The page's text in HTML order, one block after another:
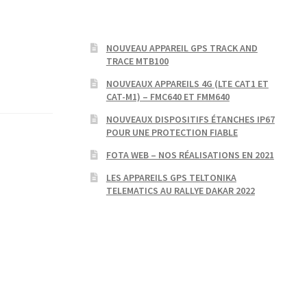
NOUVEAU APPAREIL GPS TRACK AND
TRACE MTB100
NOUVEAUX APPAREILS 4G (LTE CAT1 ET
CAT-M1) – FMC640 ET FMM640
NOUVEAUX DISPOSITIFS ÉTANCHES IP67
POUR UNE PROTECTION FIABLE
FOTA WEB – NOS RÉALISATIONS EN 2021
LES APPAREILS GPS TELTONIKA
TELEMATICS AU RALLYE DAKAR 2022